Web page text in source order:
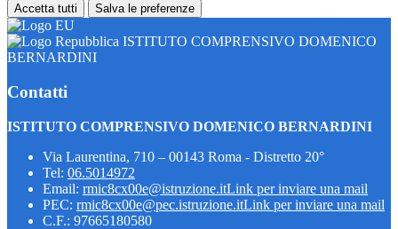
Accetta tutti Salva le preferenze
ISTITUTO COMPRENSIVO DOMENICO
BERNARDINI
Contatti
ISTITUTO COMPRENSIVO DOMENICO BERNARDINI
Via Laurentina, 710 – 00143 Roma - Distretto 20°
Tel: 06.5014972
Email: rmic8cx00e@istruzione.itLink per inviare una mail
PEC: rmic8cx00e@pec.istruzione.itLink per inviare una mail
C.F.: 97665180580